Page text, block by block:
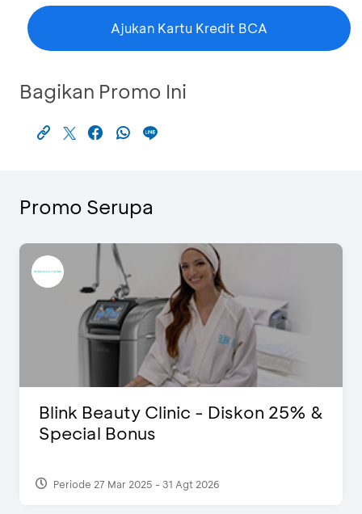
Ajukan Kartu Kredit BCA
Bagikan Promo Ini
Promo Serupa
Blink Beauty Clinic - Diskon 25% &
Special Bonus
Periode 27 Mar 2025 - 31 Agt 2026